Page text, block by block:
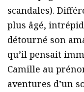
scandales).
plus âgé,
détourné son
qu’il pensait
Camille au
aventures d’un